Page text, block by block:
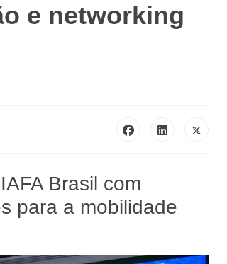
e networking
Brasil com
para a mobilidade